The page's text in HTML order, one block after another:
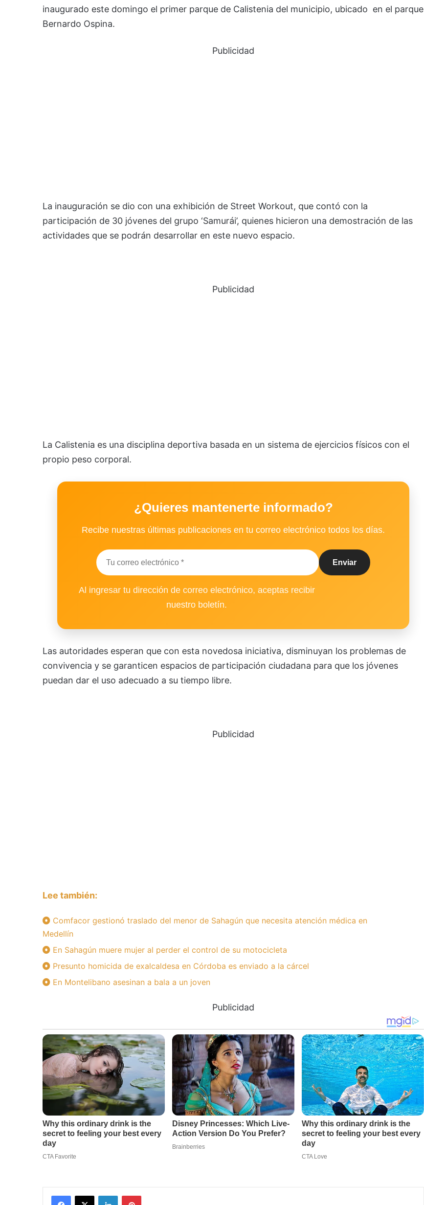
inaugurado este domingo el primer parque de Calistenia del municipio, ubicado en el parque
Bernardo Ospina.
Publicidad
La inauguración se dio con una exhibición de Street Workout, que contó con la
participación de 30 jóvenes del grupo ‘Samurái’, quienes hicieron una demostración de las
actividades que se podrán desarrollar en este nuevo espacio.
Publicidad
La Calistenia es una disciplina deportiva basada en un sistema de ejercicios físicos con el
propio peso corporal.
¿Quieres mantenerte informado?
Recibe nuestras últimas publicaciones en tu correo electrónico todos los días.
Al ingresar tu dirección de correo electrónico, aceptas recibir
nuestro boletín.
Las autoridades esperan que con esta novedosa iniciativa, disminuyan los problemas de
convivencia y se garanticen espacios de participación ciudadana para que los jóvenes
puedan dar el uso adecuado a su tiempo libre.
Publicidad
Lee también:
Comfacor gestionó traslado del menor de Sahagún que necesita atención médica en
Medellín
En Sahagún muere mujer al perder el control de su motocicleta
Presunto homicida de exalcaldesa en Córdoba es enviado a la cárcel
En Montelibano asesinan a bala a un joven
Publicidad
Facebook
X LinkedInPinterest